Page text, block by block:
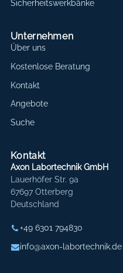
Sicherheitswerkbänke
Unternehmen
Über uns
Kostenlose Beratung
Kontakt
Angebote
Suche
Kontakt
Axon Labortechnik GmbH
Lauerhöfer Str. 9a
67697 Otterberg
Deutschland
+49 6301 794830
info@axon-labortechnik.de